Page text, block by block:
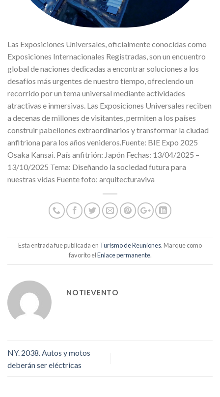
Las Exposiciones Universales, oficialmente conocidas como
Exposiciones Internacionales Registradas, son un encuentro
global de naciones dedicadas a encontrar soluciones a los
desafíos más urgentes de nuestro tiempo, ofreciendo un
recorrido por un tema universal mediante actividades
atractivas e inmersivas. Las Exposiciones Universales reciben
a decenas de millones de visitantes, permiten a los países
construir pabellones extraordinarios y transformar la ciudad
anfitriona para los años venideros.Fuente: BIE Expo 2025
Osaka Kansai. País anfitrión: Japón Fechas: 13/04/2025 –
13/10/2025 Tema: Diseñando la sociedad futura para
nuestras vidas Fuente foto: arquitecturaviva
Esta entrada fue publicada en Turismo de Reuniones. Marque como
favorito elEnlace permanente.
NOTIEVENTO
NY. 2038. Autos y motos
deberán ser eléctricas